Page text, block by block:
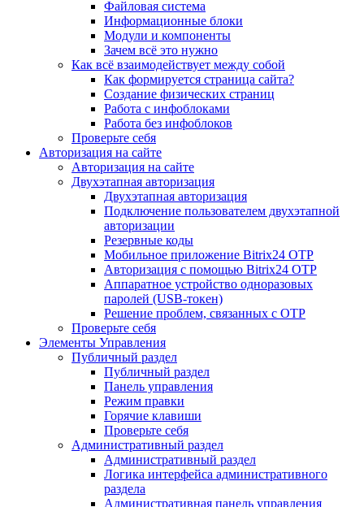
Файловая система
Информационные блоки
Модули и компоненты
Зачем всё это нужно
Как всё взаимодействует между собой
Как формируется страница сайта?
Создание физических страниц
Работа с инфоблоками
Работа без инфоблоков
Проверьте себя
Авторизация на сайте
Авторизация на сайте
Двухэтапная авторизация
Двухэтапная авторизация
Подключение пользователем двухэтапной
авторизации
Резервные коды
Мобильное приложение Bitrix24 OTP
Авторизация с помощью Bitrix24 OTP
Аппаратное устройство одноразовых
паролей (USB-токен)
Решение проблем, связанных с OTP
Проверьте себя
Элементы Управления
Публичный раздел
Публичный раздел
Панель управления
Режим правки
Горячие клавиши
Проверьте себя
Административный раздел
Административный раздел
Логика интерфейса административного
раздела
Административная панель управления